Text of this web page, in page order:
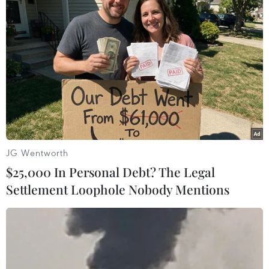
18.000 con, dự kiến sản xuất trên 63.000 tấn
phân hữu cơ.
Tổng mức đầu tư dự kiến đến năm 2025 là 5.891
tỷ đồng; doanh thu xuất khẩu dự kiến năm 2025
là 6.175 tỷ đồng, dự kiến lợi nhuận là 926 tỷ
đồng./.
(Vietnam+)
JG Wentworth
$25,000 In Personal Debt? The Legal
Settlement Loophole Nobody Mentions